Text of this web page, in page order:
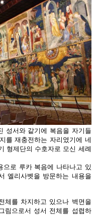
성서와 같기에 복음을 자기들
를 재충전하는 자리였기에 네
형제단의 수호자로 모신 세례
으로 루카 복음에 나타나고 있
엘리사벳을 방문하는 내용을
체를 차지하고 있으나 벽면을
림으로서 성서 전체를 섭렵하